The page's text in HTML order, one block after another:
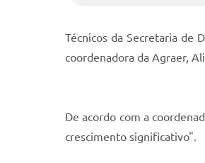
Técnicos da Secretaria de
coordenadora da Agraer,
De acordo com a
crescimento significativo".